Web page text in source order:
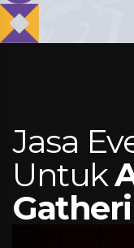
Jasa
Untuk